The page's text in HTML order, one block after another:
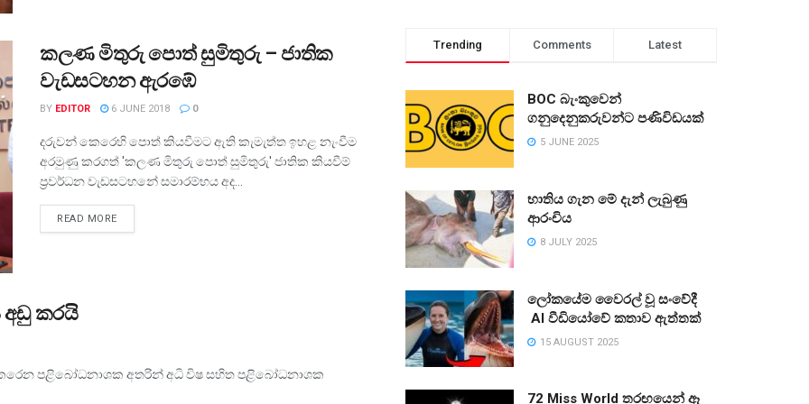
කලණ මිතුරු පොත් සුමිතුරු – ජාතික
වැඩසටහන ඇරඹේ
BY EDITOR 6 JUNE 2018 0
දරුවන් කෙරෙහි පොත් කියවීමට ඇති කැමැත්ත ඉහළ නැංවීම
අරමුණු කරගත් 'කලණ මිතුරු පොත් සුමිතුරු' ජාතික කියවීම්
ප්‍රවර්ධන වැඩසටහනේ සමාරම්භය අද...
READ MORE
අඩු කරයි
පළිබෝධනාශක අතරින් අධි විෂ සහිත පළිබෝධනාශක
Trending Comments Latest
BOC බැංකුවෙන්
ගනුදෙනුකරුවන්ට පණිවිඩයක්
5 JUNE 2025
භාතිය ගැන මේ දැන් ලැබුණු
ආරංචිය
8 JULY 2025
ලෝකයේම වෛරල් වූ සංවේදී
AI වීඩියෝවේ කතාව ඇත්තක්
15 AUGUST 2025
72 Miss World තරඟයෙන් ඈ